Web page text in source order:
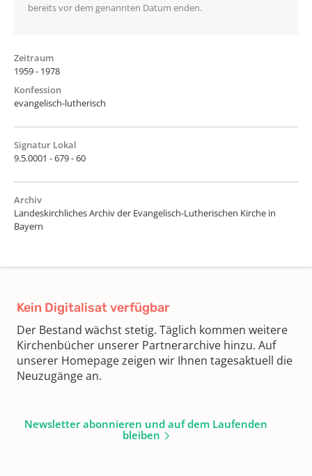
bereits vor dem genannten Datum enden.
Zeitraum
1959 - 1978
Konfession
evangelisch-lutherisch
Signatur Lokal
9.5.0001 - 679 - 60
Archiv
Landeskirchliches Archiv der Evangelisch-Lutherischen Kirche in
Bayern
Kein Digitalisat verfügbar
Der Bestand wächst stetig. Täglich kommen weitere
Kirchenbücher unserer Partnerarchive hinzu. Auf
unserer Homepage zeigen wir Ihnen tagesaktuell die
Neuzugänge an.
Newsletter abonnieren und auf dem Laufenden
bleiben